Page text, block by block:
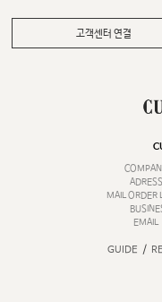
고객센터 연결
ADRESS
MAIL ORDER
EMAIL
GUIDE /